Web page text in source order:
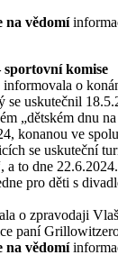
na vědomí
komise
o
se uskutečnil
„dětském dnu
konanou ve
se uskuteční
a to dne
pro děti s
o zpravodaji
paní
na vědomí